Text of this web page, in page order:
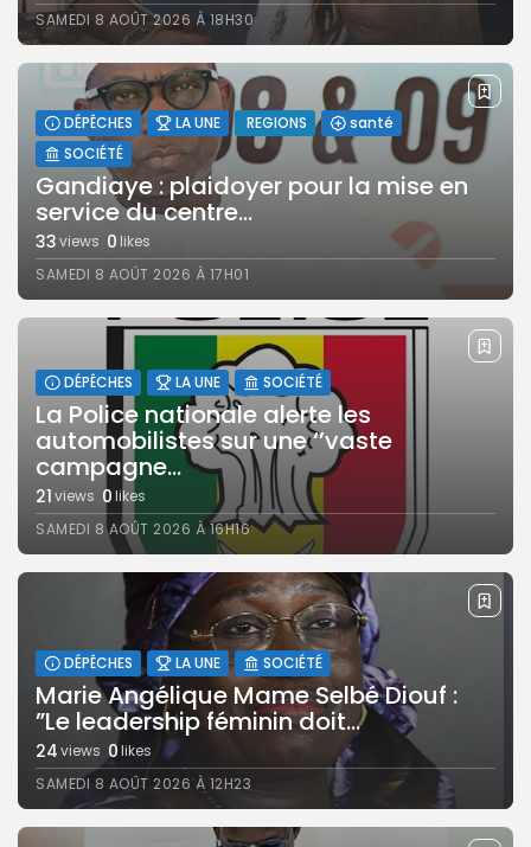
SAMEDI 8 AOÛT 2026 À 18H30
DÉPÊCHES LA UNE REGIONS
santé
SOCIÉTÉ
Gandiaye : plaidoyer pour la mise en
service du centre...
33views 0 likes
SAMEDI 8 AOÛT 2026 À 17H01
DÉPÊCHES LA UNE SOCIÉTÉ
La Police nationale alerte les
automobilistes sur une ‘’vaste
campagne...
21views 0likes
SAMEDI 8 AOÛT 2026 À 16H16
DÉPÊCHES LA UNE SOCIÉTÉ
Marie Angélique Mame Selbé Diouf :
”Le leadership féminin doit...
24views 0likes
SAMEDI 8 AOÛT 2026 À 12H23